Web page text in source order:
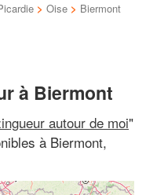
> Oise > Biermont
à Biermont
autour de moi"
à Biermont,